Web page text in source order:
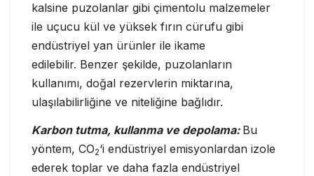
kalsine puzolanlar gibi çimentolu malzemeler
ile uçucu kül ve yüksek fırın cürufu gibi
endüstriyel yan ürünler ile ikame
edilebilir. Benzer şekilde, puzolanların
kullanımı, doğal rezervlerin miktarına,
ulaşılabilirliğine ve niteliğine bağlıdır.
Karbon tutma, kullanma ve depolama: Bu
yöntem, CO2‘i endüstriyel emisyonlardan izole
ederek toplar ve daha fazla endüstriyel